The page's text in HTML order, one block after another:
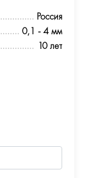
Россия
0,1 - 4 мм
10 лет